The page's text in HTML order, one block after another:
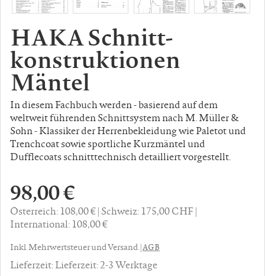
HAKA Schnitt-
konstruktionen
Mäntel
In diesem Fachbuch werden - basierend auf dem
weltweit führenden Schnittsystem nach M. Müller &
Sohn - Klassiker der Herrenbekleidung wie Paletot und
Trenchcoat sowie sportliche Kurzmäntel und
Dufflecoats schnitttechnisch detailliert vorgestellt.
98,00 €
Österreich: 108,00 € Schweiz: 175,00 CHF
International: 108,00 €
Inkl. Mehrwertsteuer und Versand. |AGB
Lieferzeit: Lieferzeit: 2-3 Werktage